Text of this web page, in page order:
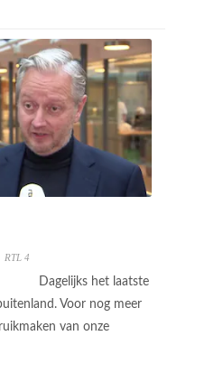
RTL 4
Dagelijks het laatste
Voor nog meer
van onze